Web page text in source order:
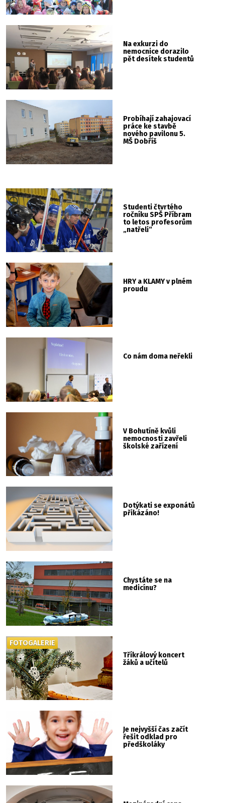
Na exkurzi do
nemocnice dorazilo
pět desítek studentů
Probíhají zahajovací
práce ke stavbě
nového pavilonu 5.
MŠ Dobříš
Studenti čtvrtého
ročníku SPŠ Příbram
to letos profesorům
„natřeli“
HRY a KLAMY v plném
proudu
Co nám doma neřekli
V Bohutíně kvůli
nemocnosti zavřeli
školské zařízení
Dotýkati se exponátů
přikázáno!
Chystáte se na
medicínu?
Tříkrálový koncert
žáků a učitelů
FOTOGALERIE
Je nejvyšší čas začít
řešit odklad pro
předškoláky